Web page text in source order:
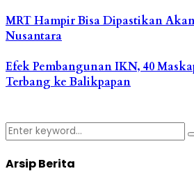
MRT Hampir Bisa Dipastikan
Nusantara
Efek Pembangunan IKN, 40
Terbang ke Balikpapan
Search
Arsip Berita